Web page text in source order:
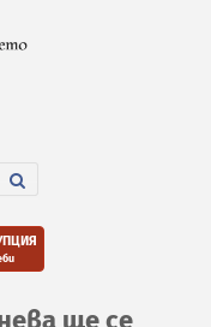
ще се